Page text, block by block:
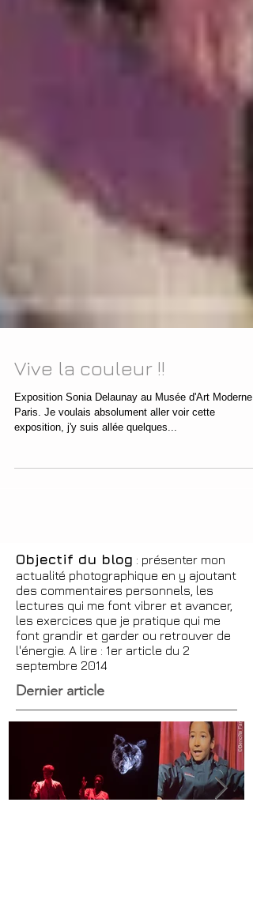
Vive la couleur !!
Exposition Sonia Delaunay au Musée d'Art Moderne
Objectif du blog : présenter mon
actualité photographique en y ajoutant
des commentaires personnels, les
lectures qui me font vibrer et avancer,
les exercices que je pratique qui me
l'énergie. A lire : 1er article du 2
Dernier article